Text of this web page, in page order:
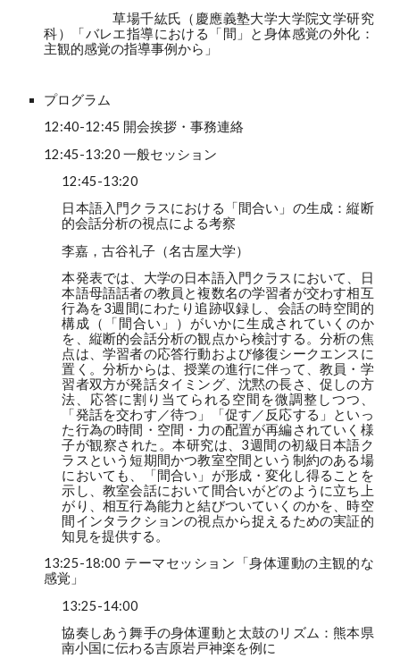
草場千紘氏（慶應義塾大学大学院文学研究
科）「バレエ指導における「間」と身体感覚の外化：
主観的感覚の指導事例から」
プログラム
12:40-12:45 開会挨拶・事務連絡
12:45-13:20 一般セッション
12:45-13:20
日本語入門クラスにおける「間合い」の生成：縦断
的会話分析の視点による考察
李嘉，古谷礼子（名古屋大学）
本発表では、大学の日本語入門クラスにおいて、日
本語母語話者の教員と複数名の学習者が交わす相互
行為を3週間にわたり追跡収録し、会話の時空間的
構成（「間合い」）がいかに生成されていくのか
を、縦断的会話分析の観点から検討する。分析の焦
点は、学習者の応答行動および修復シークエンスに
置く。分析からは、授業の進行に伴って、教員・学
習者双方が発話タイミング、沈黙の長さ、促しの方
法、応答に割り当てられる空間を微調整しつつ、
「発話を交わす／待つ」「促す／反応する」といっ
た行為の時間・空間・力の配置が再編されていく様
子が観察された。本研究は、3週間の初級日本語ク
ラスという短期間かつ教室空間という制約のある場
においても、「間合い」が形成・変化し得ることを
示し、教室会話において間合いがどのように立ち上
がり、相互行為能力と結びついていくのかを、時空
間インタラクションの視点から捉えるための実証的
知見を提供する。
13:25-18:00 テーマセッション「身体運動の主観的な
感覚」
13:25-14:00
協奏しあう舞手の身体運動と太鼓のリズム：熊本県
南小国に伝わる吉原岩戸神楽を例に